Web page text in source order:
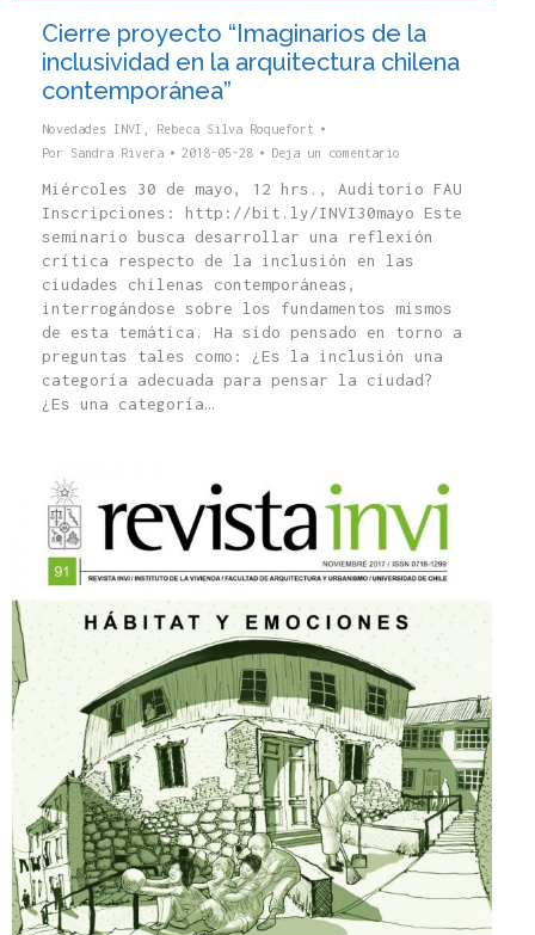
Cierre proyecto “Imaginarios de la
inclusividad en la arquitectura chilena
contemporánea”
Novedades INVI
Rebeca Silva Roquefort
Por Sandra Rivera 2018-05-28 Deja un comentario
Miércoles 30 de mayo, 12 hrs., Auditorio FAU
Inscripciones: http://bit.ly/INVI30mayo Este
seminario busca desarrollar una reflexión
crítica respecto de la inclusión en las
ciudades chilenas contemporáneas,
interrogándose sobre los fundamentos mismos
de esta temática. Ha sido pensado en torno a
preguntas tales como: ¿Es la inclusión una
categoría adecuada para pensar la ciudad?
¿Es una categoría…